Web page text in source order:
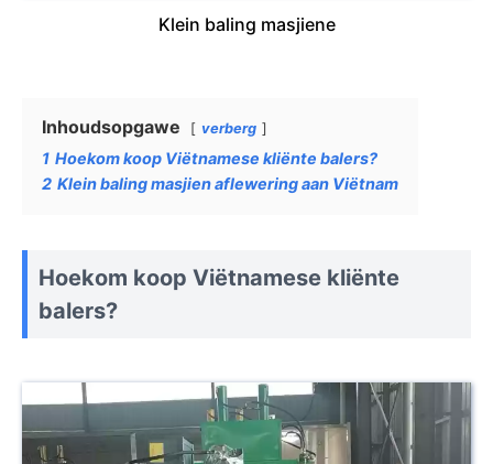
Klein baling masjiene
Inhoudsopgawe verberg
1 Hoekom koop Viëtnamese kliënte balers?
2 Klein baling masjien aflewering aan Viëtnam
Hoekom koop Viëtnamese kliënte
balers?